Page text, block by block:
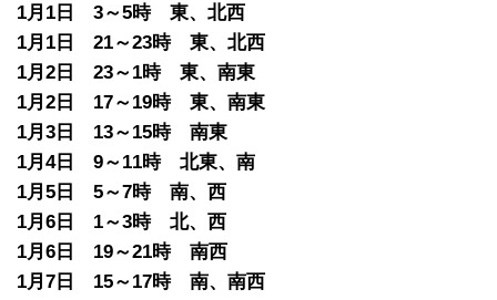
1月1日 3～5時 東、北西
1月1日 21～23時 東、北西
1月2日 23～1時 東、南東
1月2日 17～19時 東、南東
1月3日 13～15時 南東
1月4日 9～11時 北東、南
1月5日 5～7時 南、西
1月6日 1～3時 北、西
1月6日 19～21時 南西
1月7日 15～17時 南、南西